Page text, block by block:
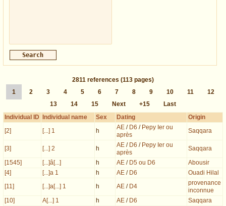
2811 references (113 pages)
1
2 3 4 5 6 7 8 9 10 11
12
13
14 15 Next +15
Last
Individual ID
Individual name Sex Dating
Origin
[2]
[...] 1 h AE / D6 / Pepy Ier ou
après
Saqqara
[3] [...] 2 h AE / D6 / Pepy Ier ou
après
Saqqara
[1545]
[...]â[...] h AE / D5 ou D6
Abousir
[4]
[...]a 1 h AE / D6
Ouadi Hilal
[11]
[...]a[...] 1 h AE / D4
provenance
inconnue
[10]
A[...] 1 h AE / D6
Saqqara